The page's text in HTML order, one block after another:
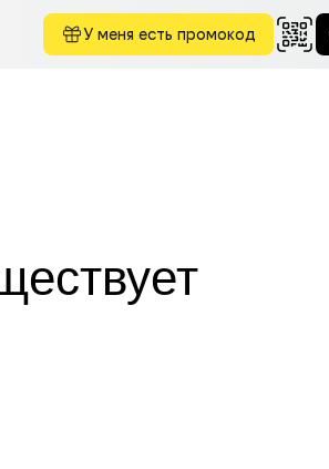
У меня есть промокод